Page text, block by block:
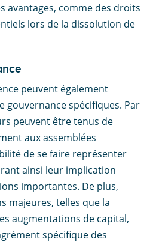
avantages, comme des droits
lors de la dissolution de
peuvent également
gouvernance spécifiques. Par
peuvent être tenus de
aux assemblées
de se faire représenter
ainsi leur implication
importantes. De plus,
majeures, telles que la
augmentations de capital,
spécifique des